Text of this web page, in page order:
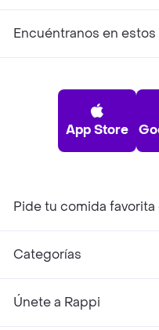
Encuéntranos en estos
App Store
Pide tu comida
Categorías
Únete a Rappi